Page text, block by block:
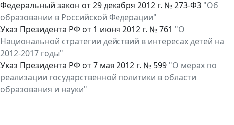
Федеральный закон от 29 декабря 2012 г. № 273-ФЗ "Об
образовании в Российской Федерации"
Указ Президента РФ от 1 июня 2012 г. № 761 "О
Национальной стратегии действий в интересах детей на
2012-2017 годы"
Указ Президента РФ от 7 мая 2012 г. № 599 "О мерах по
реализации государственной политики в области
образования и науки"